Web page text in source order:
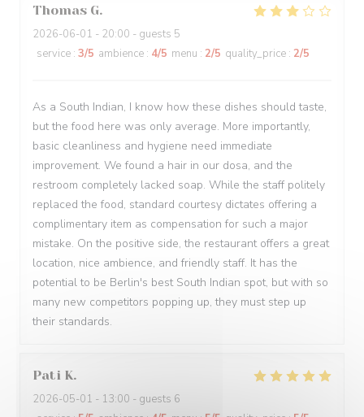
Thomas G
2026-06-01 - 20:00 - guests 5
service : 3/5 ambience : 4/5 menu : 2/5 quality_price : 2/5
As a South Indian, I know how these dishes should taste,
but the food here was only average. More importantly,
basic cleanliness and hygiene need immediate
improvement. We found a hair in our dosa, and the
restroom completely lacked soap. While the staff politely
replaced the food, standard courtesy dictates offering a
complimentary item as compensation for such a major
mistake. On the positive side, the restaurant offers a great
location, nice ambience, and friendly staff. It has the
potential to be Berlin's best South Indian spot, but with so
many new competitors popping up, they must step up
their standards.
Pati K
2026-05-01 - 13:00 - guests 6